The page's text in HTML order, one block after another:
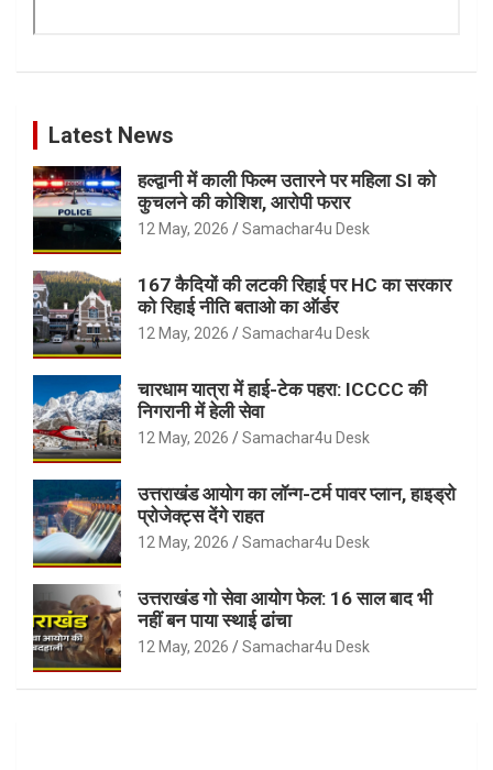
Latest News
हल्द्वानी में काली फिल्म उतारने पर महिला SI को
कुचलने की कोशिश, आरोपी फरार
12 May, 2026 Samachar4u Desk
167 कैदियों की लटकी रिहाई पर HC का सरकार
को रिहाई नीति बताओ का ऑर्डर
12 May, 2026 Samachar4u Desk
चारधाम यात्रा में हाई-टेक पहरा: ICCCC की
निगरानी में हेली सेवा
12 May, 2026 Samachar4u Desk
उत्तराखंड आयोग का लॉन्ग-टर्म पावर प्लान, हाइड्रो
प्रोजेक्ट्स देंगे राहत
12 May, 2026 Samachar4u Desk
उत्तराखंड गो सेवा आयोग फेल: 16 साल बाद भी
नहीं बन पाया स्थाई ढांचा
12 May, 2026 Samachar4u Desk